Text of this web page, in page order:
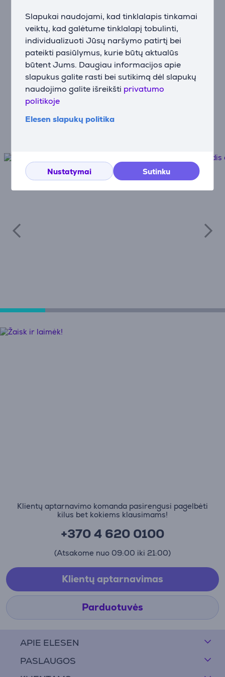
Slapukai naudojami, kad tinklalapis tinkamai
veiktų, kad galėtume tinklalapį tobulinti,
individualizuoti Jūsų naršymo patirtį bei
pateikti pasiūlymus, kurie būtų aktualūs
būtent Jums. Daugiau informacijos apie
slapukus galite rasti bei sutikimą dėl slapukų
naudojimo galite išreikšti privatumo
politikoje
Elesen slapukų politika
Nustatymai Sutinku
Prekių pristatymas
Nemokamas pristatymas į paštomatus
nuo 100€
Pratęsta garantija
APIE ELESEN
PASLAUGOS
Klientų aptarnavimo komanda pasirengusi pagelbėti
kilus bet kokiems klausimams!
+370 4 620 0100
(Atsakome nuo 09:00 iki 21:00)
Klientų aptarnavimas
Parduotuvės